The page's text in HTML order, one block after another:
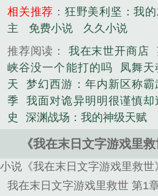
相关推荐 ： 狂野美利坚：我
主
免费小说
久久小说
推荐阅读： 我在末世开商店
峡谷没一个能打的吗
凤舞天
天
梦幻西游：年内新区称霸
季
我面对诡异明明很谨慎却
史
深渊战场：我的神级天赋
《我在末日文字游戏里
小说《我在末日文字游戏里救世
我在末日文字游戏里救世 第1